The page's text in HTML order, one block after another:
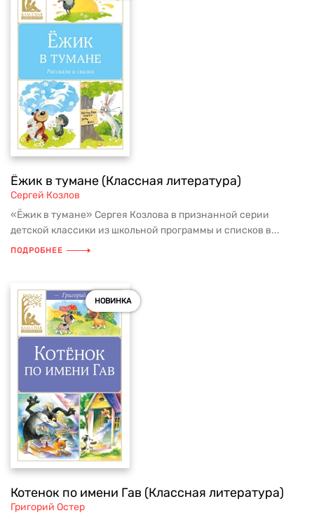
Ёжик в тумане (Классная литература)
Сергей Козлов
«Ёжик в тумане» Сергея Козлова в признанной серии
детской классики из школьной программы и списков в...
ПОДРОБНЕЕ
НОВИНКА
Котенок по имени Гав (Классная литература)
Григорий Остер